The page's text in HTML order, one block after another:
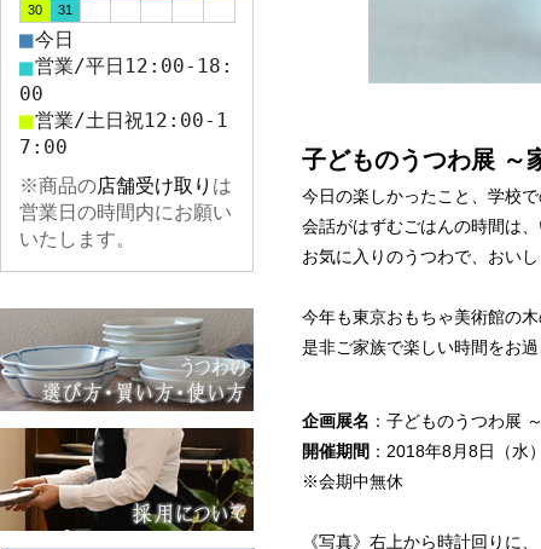
子どものうつわ展 ～
今日の楽しかったこと、学校
会話がはずむごはんの時間は
お気に入りのうつわで、おい
今年も東京おもちゃ美術館の
是非ご家族で楽しい時間をお
企画展名 ：子どものうつわ展
開催期間 ：2018年8月8日（水
※会期中無休
《写真》右上から時計回りに、
30
31
■今日
■営業/平日12:00-18:
00
■営業/土日祝12:00-1
7:00
※商品の店舗受け取り は
営業日の時間内にお願い
いたします。